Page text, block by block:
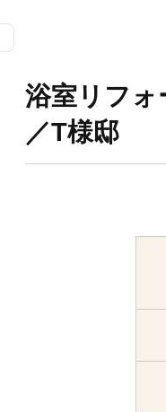
浴室リフォ
／T様邸